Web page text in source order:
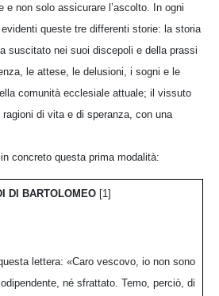
e non solo assicurare l’ascolto. In ogni
queste tre differenti storie: la storia
suscitato nei suoi discepoli e della prassi
le attese, le delusioni, i sogni e le
comunità ecclesiale attuale; il vissuto
di vita e di speranza, con una
concreto questa prima modalità:
DI BARTOLOMEO [1]
lettera: «Caro vescovo, io non sono
né sfrattato. Temo, perciò, di